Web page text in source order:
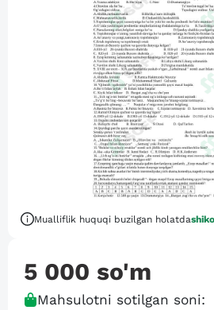
Mualliflik huquqi buzilgan holatda
5 000 so'm
Mahsulotni sotilgan soni: